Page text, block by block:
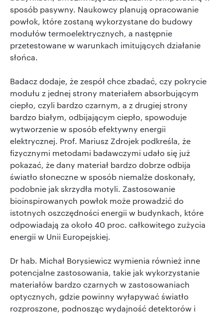
sposób pasywny. Naukowcy planują opracowanie
powłok, które zostaną wykorzystane do budowy
modułów termoelektrycznych, a następnie
przetestowane w warunkach imitujących działanie
słońca.
Badacz dodaje, że zespół chce zbadać, czy pokrycie
modułu z jednej strony materiałem absorbującym
ciepło, czyli bardzo czarnym, a z drugiej strony
bardzo białym, odbijającym ciepło, spowoduje
wytworzenie w sposób efektywny energii
elektrycznej. Prof. Mariusz Zdrojek podkreśla, że
fizycznymi metodami badawczymi udało się już
pokazać, że dany materiał bardzo dobrze odbija
światło słoneczne w sposób niemalże doskonały,
podobnie jak skrzydła motyli. Zastosowanie
bioinspirowanych powłok może prowadzić do
istotnych oszczędności energii w budynkach, które
odpowiadają za około 40 proc. całkowitego zużycia
energii w Unii Europejskiej.
Dr hab. Michał Borysiewicz wymienia również inne
potencjalne zastosowania, takie jak wykorzystanie
materiałów bardzo czarnych w zastosowaniach
optycznych, gdzie powinny wyłapywać światło
rozproszone, podnosząc wydajność detektorów i